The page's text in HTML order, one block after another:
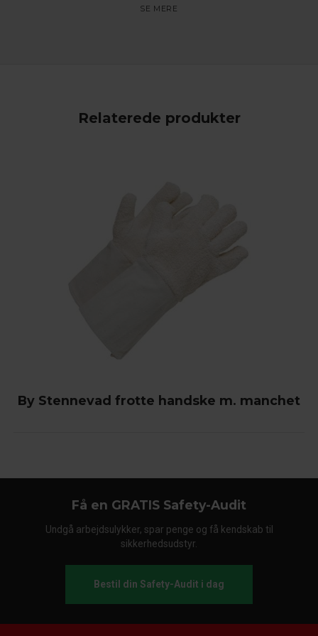
Relaterede produkter
By Stennevad frotte handske m. manchet
Få en GRATIS Safety-Audit
Undgå arbejdsulykker, spar penge og få kendskab til
sikkerhedsudstyr.
Bestil din Safety-Audit i dag